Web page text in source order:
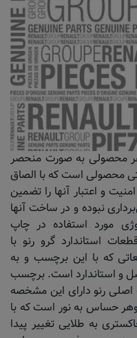
محصولی به صورت منحصر
محصولی است که با الصاق
و اعتبار آنها را تضمین
نبوده و در ساخت آنها
مورد استفاده در چاپ
استاندارد گرو رنو با
که با این برچسب و به
و استاندارد است. برچسب
رنو دارای این مشخصه
حساس به نور است که با
به طلایی تغییر پیدا